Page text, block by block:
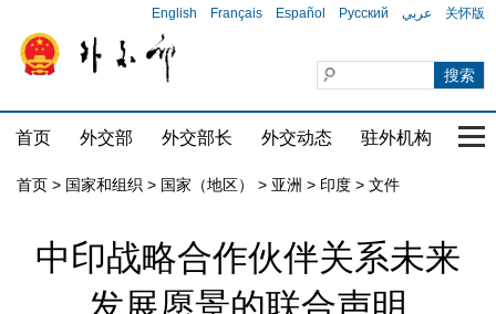
English Français Español Русский عربي 关怀版
首页 外交部 外交部长 外交动态 驻外机构 国
首页 > 国家和组织 > 国家（地区） > 亚洲 > 印度 > 文件
中印战略合作伙伴关系未来